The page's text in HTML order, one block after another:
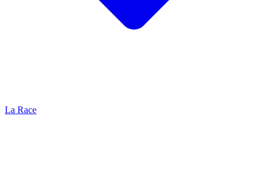
La Race